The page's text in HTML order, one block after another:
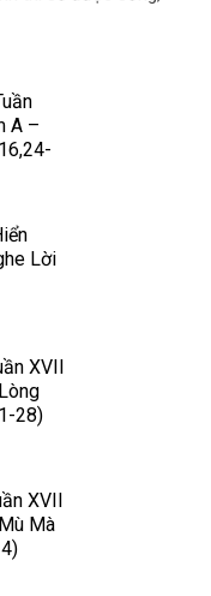
A –
Lời
XVII
28)
XVII
Mà